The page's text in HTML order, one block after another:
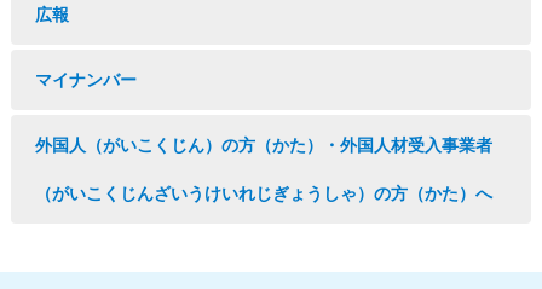
広報
マイナンバー
外国人（がいこくじん）の方（かた）・外国人材受入事業者
（がいこくじんざいうけいれじぎょうしゃ）の方（かた）へ